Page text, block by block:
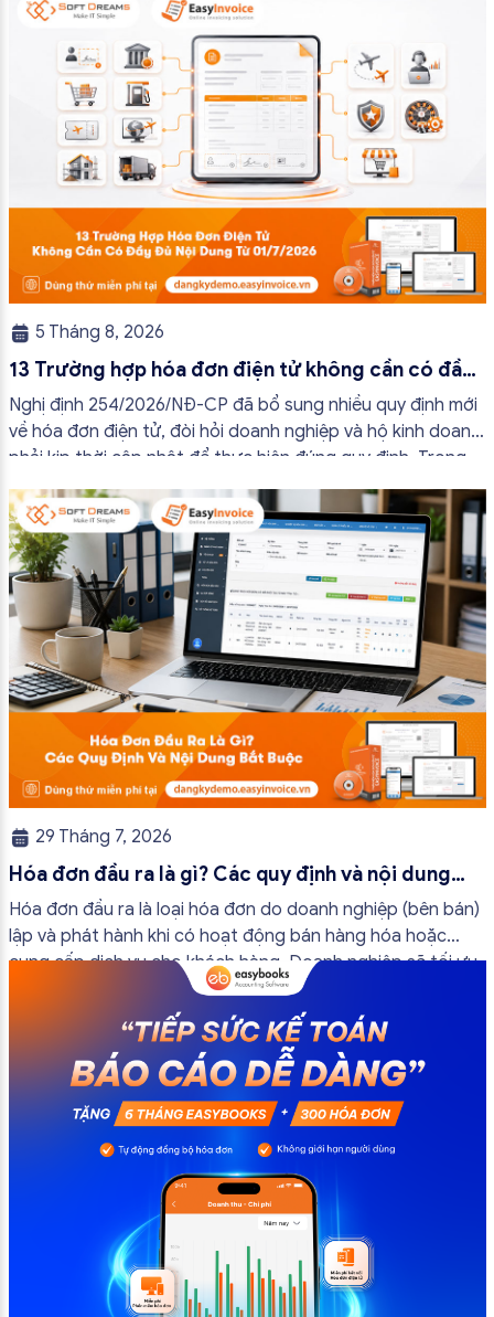
tránh lập hóa đơn không cần thiết hoặc áp […]
5 Tháng 8, 2026
13 Trường hợp hóa đơn điện tử không cần có đầy
đủ nội dung từ 01/7/2026
Nghị định 254/2026/NĐ-CP đã bổ sung nhiều quy định mới
về hóa đơn điện tử, đòi hỏi doanh nghiệp và hộ kinh doanh
phải kịp thời cập nhật để thực hiện đúng quy định. Trong
bài viết này, hóa đơn điện tử EasyInvoice sẽ chia sẻ 13
trường hợp hóa đơn điện tử không cần […]
29 Tháng 7, 2026
Hóa đơn đầu ra là gì? Các quy định và nội dung
bắt buộc mới nhất
Hóa đơn đầu ra là loại hóa đơn do doanh nghiệp (bên bán)
lập và phát hành khi có hoạt động bán hàng hóa hoặc
cung cấp dịch vụ cho khách hàng. Doanh nghiệp sẽ tối ưu
quy trình vận hành và tránh được những án phạt hành
chính không đáng có nếu nắm rõ […]